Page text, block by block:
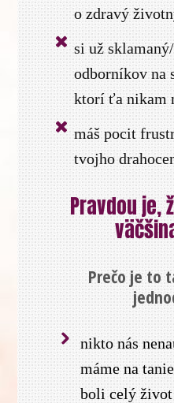
o zdravý
si už
odborníkov na
ktorí ťa nikam
máš pocit
tvojho
Pravdou je,
Prečo je to
nikto nás
máme na
boli celý